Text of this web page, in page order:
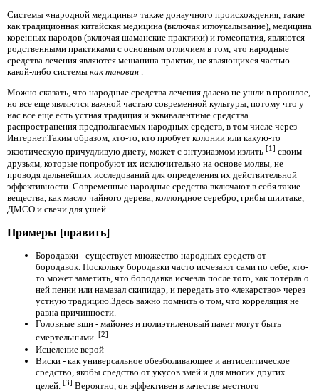
Системы «народной медицины» также донаучного происхождения, такие
как традиционная китайская медицина (включая иглоукалывание), медицина
коренных народов (включая шаманские практики) и гомеопатия, являются
родственными практиками с основным отличием в том, что народные
средства лечения являются мешанина практик, не являющихся частью
какой-либо системы как таковая .
Можно сказать, что народные средства лечения далеко не ушли в прошлое,
но все еще являются важной частью современной культуры, потому что у
нас все еще есть устная традиция и эквивалентные средства
распространения предполагаемых народных средств, в том числе через
Интернет.Таким образом, кто-то, кто пробует колонии или какую-то
экзотическую причудливую диету, может с энтузиазмом излить [1] своим
друзьям, которые попробуют их исключительно на основе молвы, не
проводя дальнейших исследований для определения их действительной
эффективности. Современные народные средства включают в себя такие
вещества, как масло чайного дерева, коллоидное серебро, грибы шиитаке,
ДМСО и свечи для ушей.
Примеры [править]
Бородавки - существует множество народных средств от
бородавок. Поскольку бородавки часто исчезают сами по себе, кто-
то может заметить, что бородавка исчезла после того, как потёрла о
ней пенни или намазал скипидар, и передать это «лекарство» через
устную традицию.Здесь важно помнить о том, что корреляция не
равна причинности.
Головные вши - майонез и полиэтиленовый пакет могут быть
смертельными. [2]
Исцеление верой
Виски - как универсальное обезболивающее и антисептическое
средство, якобы средство от укусов змей и для многих других
целей. [3] Вероятно, он эффективен в качестве местного